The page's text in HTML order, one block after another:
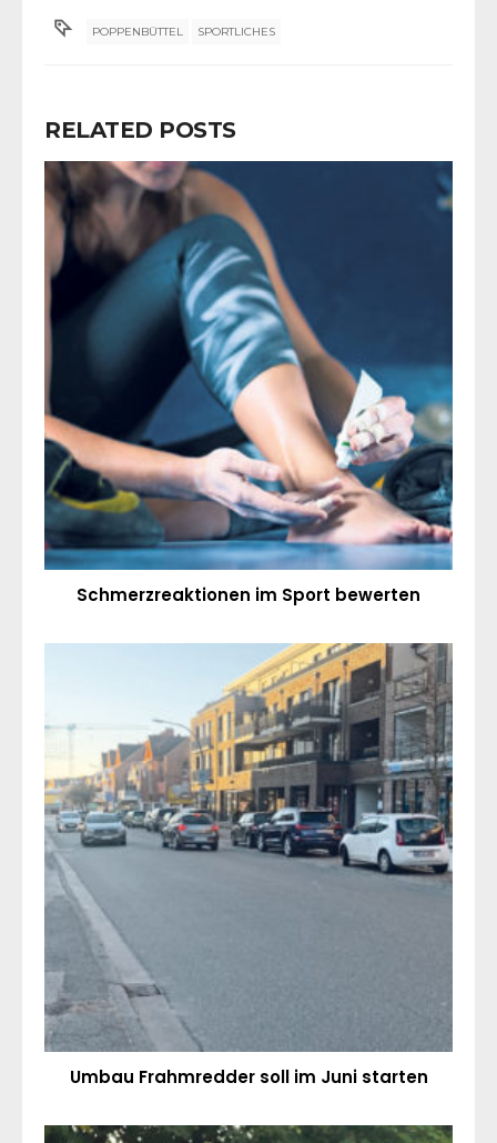
POPPENBÜTTEL SPORTLICHES
RELATED POSTS
Schmerzreaktionen im Sport bewerten
Umbau Frahmredder soll im Juni starten